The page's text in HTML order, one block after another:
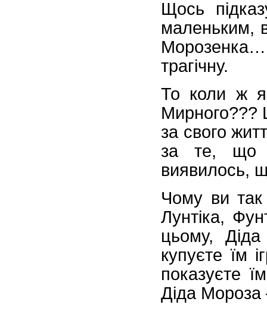
Щось
маленьким,
Морозенка…
трагічну.
То коли ж я
Мирного???
за свого
за те, що
виявилось,
Чому ви так
Лунтіка,
цьому,
купуєте їм
показуєте
Діда Мороза